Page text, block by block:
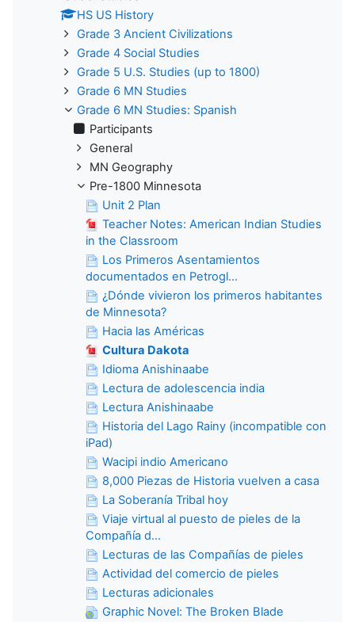
HS US History
Grade 3 Ancient Civilizations
Grade 4 Social Studies
Grade 5 U.S. Studies (up to 1800)
Grade 6 MN Studies
Grade 6 MN Studies: Spanish
Participants
General
MN Geography
Pre-1800 Minnesota
Unit 2 Plan
Teacher Notes: American Indian Studies
in the Classroom
Los Primeros Asentamientos
documentados en Petrogl...
¿Dónde vivieron los primeros habitantes
de Minnesota?
Hacia las Américas
Cultura Dakota
Idioma Anishinaabe
Lectura de adolescencia india
Lectura Anishinaabe
Historia del Lago Rainy (incompatible con
iPad)
Wacipi indio Americano
8,000 Piezas de Historia vuelven a casa
La Soberanía Tribal hoy
Viaje virtual al puesto de pieles de la
Compañía d...
Lecturas de las Compañías de pieles
Actividad del comercio de pieles
Lecturas adicionales
Graphic Novel: The Broken Blade